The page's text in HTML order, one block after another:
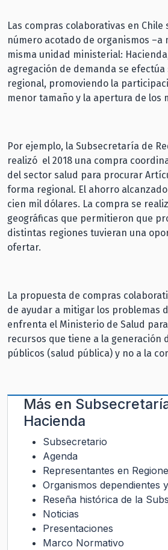
Las compras colaborativas en Chile
número acotado de organismos –a
misma unidad ministerial:
agregación de demanda se
regional, promoviendo la
menor tamaño y la apertura de los
Por ejemplo, la Subsecretaría de
realizó el 2018 una compra
del sector salud para procurar
forma regional. El ahorro
cien mil dólares. La compra se
geográficas que permitieron que
distintas regiones tuvieran una
ofertar.
La propuesta de compras
de ayudar a mitigar los problemas
enfrenta el Ministerio de Salud
recursos que tiene a la generación
públicos (salud pública) y no a la
Más en
Hacienda
Subsecretario
Agenda
Representantes en
Organismos dependientes
Reseña histórica de la
Noticias
Presentaciones
Marco Normativo